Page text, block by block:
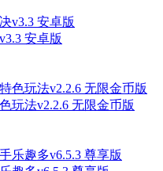
安卓版
玩法v2.2.6 无限金币版